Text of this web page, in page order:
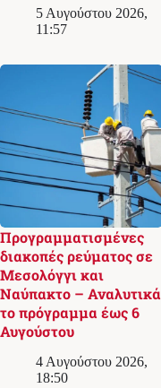
5 Αυγούστου 2026,
11:57
Προγραμματισμένες
διακοπές ρεύματος σε
Μεσολόγγι και
Ναύπακτο – Αναλυτικά
το πρόγραμμα έως 6
Αυγούστου
4 Αυγούστου 2026,
18:50